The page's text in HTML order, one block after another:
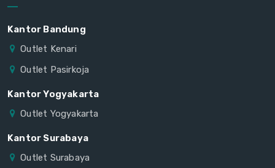
Kantor Bandung
Outlet Kenari
Outlet Pasirkoja
Kantor Yogyakarta
Outlet Yogyakarta
Kantor Surabaya
Outlet Surabaya